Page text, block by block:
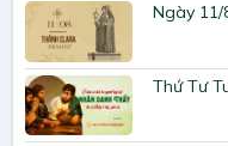
Ngày 11/
Thứ Tư